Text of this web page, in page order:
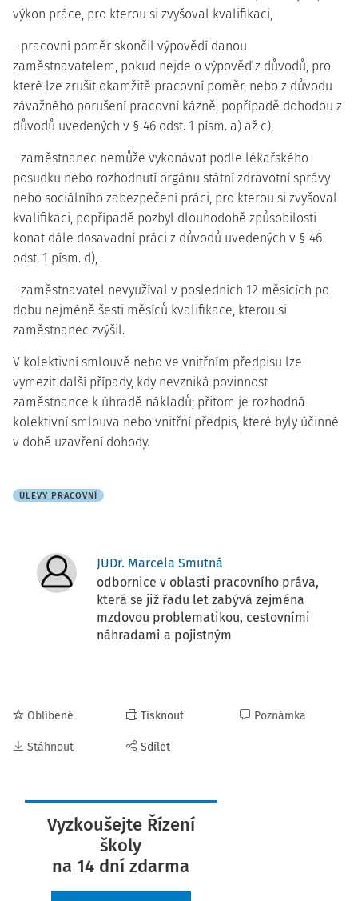
výkon práce, pro kterou si zvyšoval kvalifikaci,
- pracovní poměr skončil výpovědí danou
zaměstnavatelem, pokud nejde o výpověď z důvodů, pro
které lze zrušit okamžitě pracovní poměr, nebo z důvodu
závažného porušení pracovní kázně, popřípadě dohodou z
důvodů uvedených v § 46 odst. 1 písm. a) až c),
- zaměstnanec nemůže vykonávat podle lékařského
posudku nebo rozhodnutí orgánu státní zdravotní správy
nebo sociálního zabezpečení práci, pro kterou si zvyšoval
kvalifikaci, popřípadě pozbyl dlouhodobě způsobilosti
konat dále dosavadní práci z důvodů uvedených v § 46
odst. 1 písm. d),
- zaměstnavatel nevyužíval v posledních 12 měsících po
dobu nejméně šesti měsíců kvalifikace, kterou si
zaměstnanec zvýšil.
V kolektivní smlouvě nebo ve vnitřním předpisu lze
vymezit další případy, kdy nevzniká povinnost
zaměstnance k úhradě nákladů; přitom je rozhodná
kolektivní smlouva nebo vnitřní předpis, které byly účinné
v době uzavření dohody.
ÚLEVY PRACOVNÍ
JUDr. Marcela Smutná
odbornice v oblasti pracovního práva,
která se již řadu let zabývá zejména
mzdovou problematikou, cestovními
náhradami a pojistným
Oblíbené
Stáhnout
Tisknout
Sdílet
Poznámka
Vyzkoušejte Řízení
školy
na 14 dní zdarma